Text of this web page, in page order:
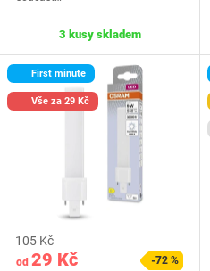
3 kusy skladem
First minute
Vše za 29 Kč
od 29 Kč
105 Kč
-72 %